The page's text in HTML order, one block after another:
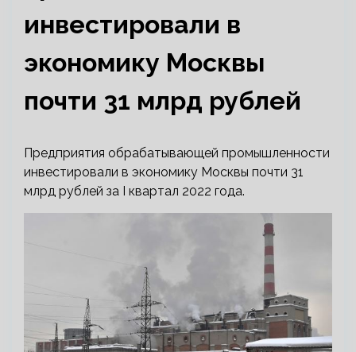
инвестировали в
экономику Москвы
почти 31 млрд рублей
Предприятия обрабатывающей промышленности
инвестировали в экономику Москвы почти 31
млрд рублей за I квартал 2022 года.